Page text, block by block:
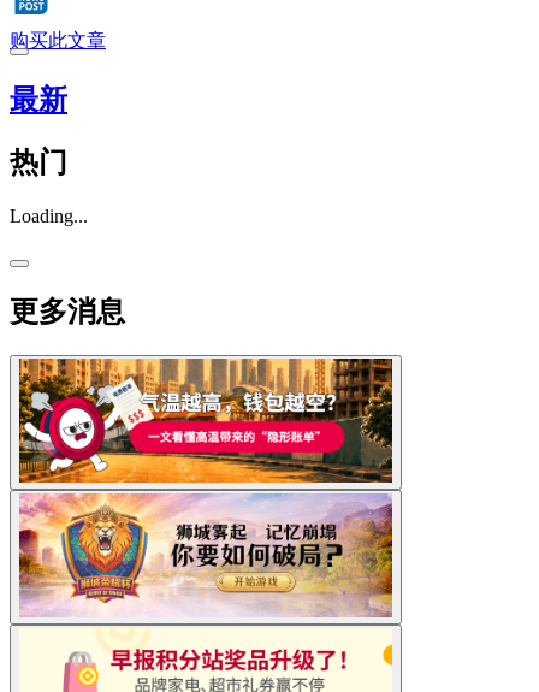
购买此文章
最新
热门
Loading...
更多消息